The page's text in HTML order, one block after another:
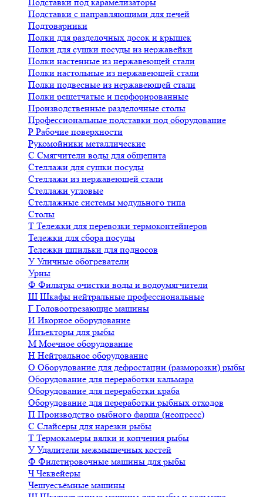
Подставки с направляющими для печей
Подтоварники
Полки для разделочных досок и крышек
Полки для сушки посуды из нержавейки
Полки настенные из нержавеющей стали
Полки настольные из нержавеющей стали
Полки подвесные из нержавеющей стали
Полки решетчатые и перфорированные
Производственные разделочные столы
Профессиональные подставки под оборудование
Р Рабочие поверхности
Рукомойники металлические
С Смягчители воды для общепита
Стеллажи для сушки посуды
Стеллажи из нержавеющей стали
Стеллажи угловые
Стеллажные системы модульного типа
Столы
Т Тележки для перевозки термоконтейнеров
Тележки для сбора посуды
Тележки шпильки для подносов
У Уличные обогреватели
Урны
Ф Фильтры очистки воды и водоумягчители
Ш Шкафы нейтральные профессиональные
Г Головоотрезающие машины
И Икорное оборудование
Инъекторы для рыбы
М Моечное оборудование
Н Нейтральное оборудование
О Оборудование для дефростации (разморозки) рыбы
Оборудование для переработки кальмара
Оборудование для переработки краба
Оборудование для переработки рыбных отходов
П Производство рыбного фарша (неопресс)
С Слайсеры для нарезки рыбы
Т Термокамеры вялки и копчения рыбы
У Удалители межмышечных костей
Ф Филетировочные машины для рыбы
ЧЧеквейеры
Чешуесъёмные машины